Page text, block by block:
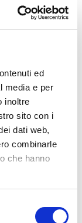
ed
media e per
inoltre
sito con i
dati web,
combinarle
che hanno